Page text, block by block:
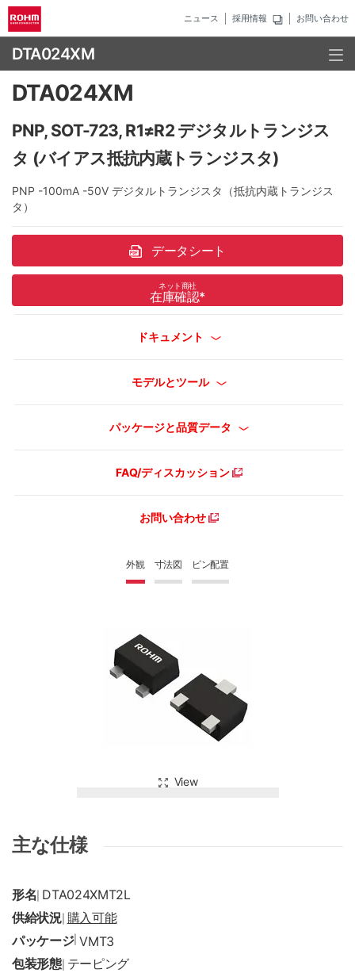
ニュース 採用情報 お問い合わせ
DTA024XM
外観 寸法図 ピン配置
View
DTA024XM
PNP, SOT-723, R1≠R2 デジタルトランジス
タ (バイアス抵抗内蔵トランジスタ)
PNP -100mA -50V デジタルトランジスタ（抵抗内蔵トランジス
タ）
データシート
ネット商社
在庫確認*
ドキュメント
モデルとツール
パッケージと品質データ
FAQ/ディスカッション
お問い合わせ
主な仕様
形名 DTA024XMT2L
供給状況| 購入可能
パッケージ|VMT3
包装形態| テーピング